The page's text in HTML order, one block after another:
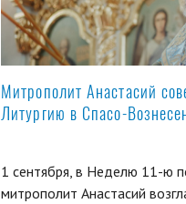
Митрополит Анастасий
Литургию в Спасо-
1 сентября, в Неделю 11-ю
митрополит Анастасий